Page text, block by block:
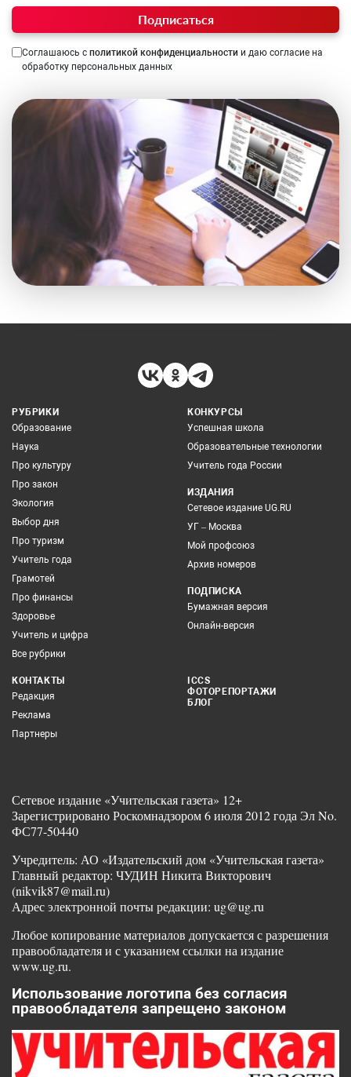
Подписаться
Соглашаюсь с политикой конфиденциальности и даю согласие на
обработку персональных данных
РУБРИКИ
Образование
Наука
Про культуру
Про закон
Экология
Выбор дня
Про туризм
Учитель года
Грамотей
Про финансы
Здоровье
Учитель и цифра
Все рубрики
КОНКУРСЫ
Успешная школа
Образовательные технологии
Учитель года России
ИЗДАНИЯ
Сетевое издание UG.RU
УГ – Москва
Мой профсоюз
Архив номеров
ПОДПИСКА
Бумажная версия
Онлайн-версия
КОНТАКТЫ
Редакция
Реклама
Партнеры
ICCS
ФОТОРЕПОРТАЖИ
БЛОГ
Сетевое издание «Учительская газета» 12+
Зарегистрировано Роскомнадзором 6 июля 2012 года Эл No.
ФС77-50440
Учредитель: АО «Издательский дом «Учительская газета»
Главный редактор: ЧУДИН Никита Викторович
(nikvik87@mail.ru)
Адрес электронной почты редакции: ug@ug.ru
Любое копирование материалов допускается с разрешения
правообладателя и с указанием ссылки на издание
www.ug.ru.
Использование логотипа без согласия
правообладателя запрещено законом